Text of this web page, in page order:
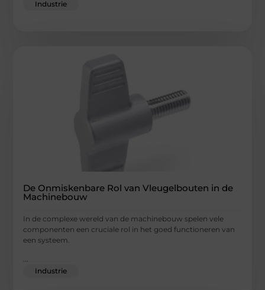
Industrie
De Onmiskenbare Rol van Vleugelbouten in de
Machinebouw
In de complexe wereld van de machinebouw spelen vele
componenten een cruciale rol in het goed functioneren van
een systeem.
...
Industrie